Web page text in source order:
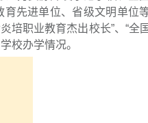
先进单位、省级文明单位
培职业教育杰出校长”、“全
校办学情况。